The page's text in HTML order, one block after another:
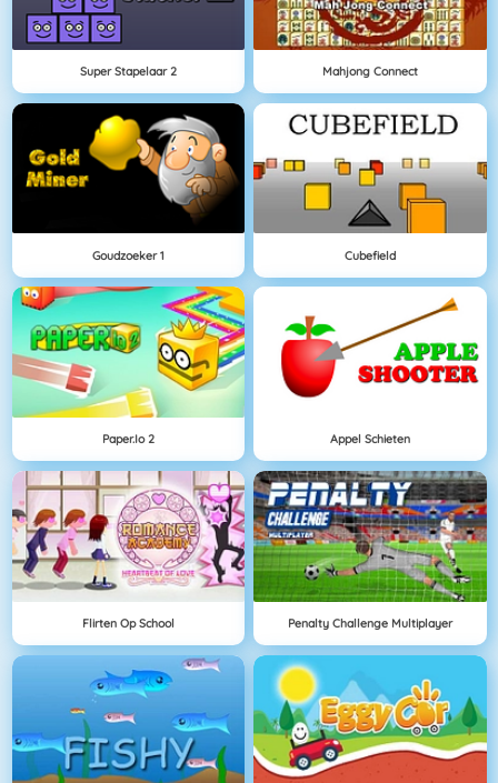
Super Stapelaar 2 Mahjong Connect
Goudzoeker 1 Cubefield
Paper.io 2 Appel Schieten
Flirten Op School Penalty Challenge Multiplayer